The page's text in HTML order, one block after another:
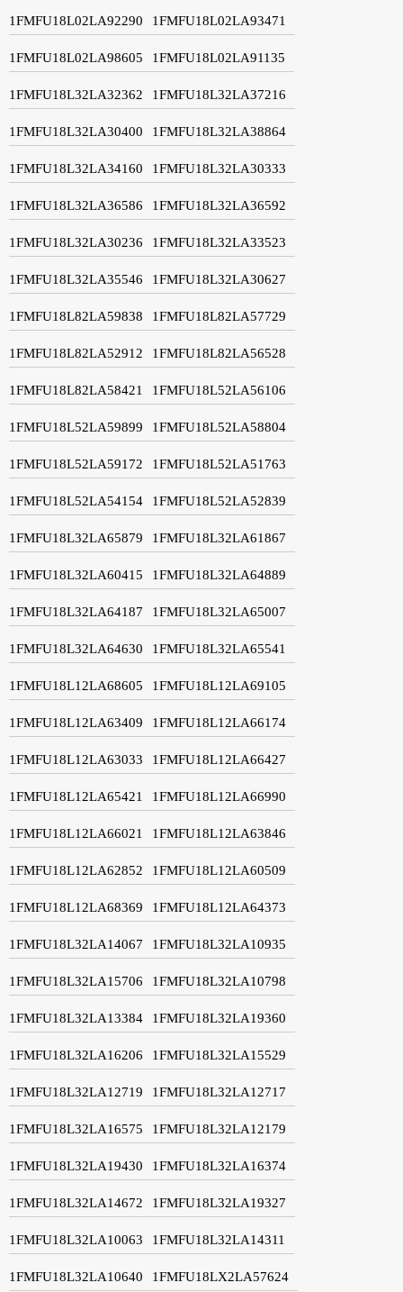
1FMFU18L02LA92290 1FMFU18L02LA93471
1FMFU18L02LA98605 1FMFU18L02LA91135
1FMFU18L32LA32362 1FMFU18L32LA37216
1FMFU18L32LA30400 1FMFU18L32LA38864
1FMFU18L32LA34160 1FMFU18L32LA30333
1FMFU18L32LA36586 1FMFU18L32LA36592
1FMFU18L32LA30236 1FMFU18L32LA33523
1FMFU18L32LA35546 1FMFU18L32LA30627
1FMFU18L82LA59838 1FMFU18L82LA57729
1FMFU18L82LA52912 1FMFU18L82LA56528
1FMFU18L82LA58421 1FMFU18L52LA56106
1FMFU18L52LA59899 1FMFU18L52LA58804
1FMFU18L52LA59172 1FMFU18L52LA51763
1FMFU18L52LA54154 1FMFU18L52LA52839
1FMFU18L32LA65879 1FMFU18L32LA61867
1FMFU18L32LA60415 1FMFU18L32LA64889
1FMFU18L32LA64187 1FMFU18L32LA65007
1FMFU18L32LA64630 1FMFU18L32LA65541
1FMFU18L12LA68605 1FMFU18L12LA69105
1FMFU18L12LA63409 1FMFU18L12LA66174
1FMFU18L12LA63033 1FMFU18L12LA66427
1FMFU18L12LA65421 1FMFU18L12LA66990
1FMFU18L12LA66021 1FMFU18L12LA63846
1FMFU18L12LA62852 1FMFU18L12LA60509
1FMFU18L12LA68369 1FMFU18L12LA64373
1FMFU18L32LA14067 1FMFU18L32LA10935
1FMFU18L32LA15706 1FMFU18L32LA10798
1FMFU18L32LA13384 1FMFU18L32LA19360
1FMFU18L32LA16206 1FMFU18L32LA15529
1FMFU18L32LA12719 1FMFU18L32LA12717
1FMFU18L32LA16575 1FMFU18L32LA12179
1FMFU18L32LA19430 1FMFU18L32LA16374
1FMFU18L32LA14672 1FMFU18L32LA19327
1FMFU18L32LA10063 1FMFU18L32LA14311
1FMFU18L32LA10640 1FMFU18LX2LA57624